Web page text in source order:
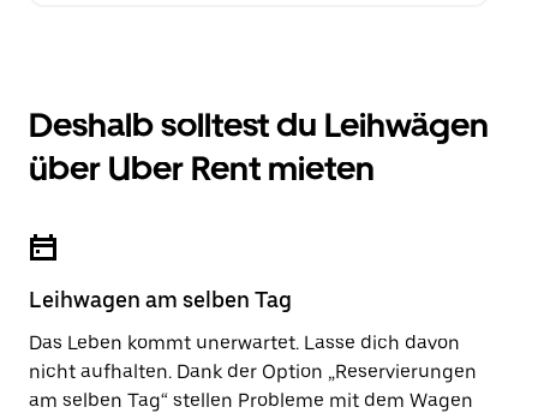
Deshalb solltest du Leihwägen
über Uber Rent mieten
Leihwagen am selben Tag
Das Leben kommt unerwartet. Lasse dich davon
nicht aufhalten. Dank der Option „Reservierungen
am selben Tag“ stellen Probleme mit dem Wagen